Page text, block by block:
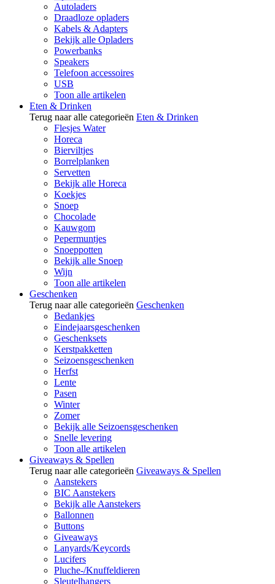
Autoladers
Draadloze opladers
Kabels & Adapters
Bekijk alle Opladers
Powerbanks
Speakers
Telefoon accessoires
USB
Toon alle artikelen
Eten & Drinken
Terug naar alle categorieën Eten & Drinken
Flesjes Water
Horeca
Bierviltjes
Borrelplanken
Servetten
Bekijk alle Horeca
Koekjes
Snoep
Chocolade
Kauwgom
Pepermuntjes
Snoeppotten
Bekijk alle Snoep
Wijn
Toon alle artikelen
Geschenken
Terug naar alle categorieën Geschenken
Bedankjes
Eindejaarsgeschenken
Geschenksets
Kerstpakketten
Seizoensgeschenken
Herfst
Lente
Pasen
Winter
Zomer
Bekijk alle Seizoensgeschenken
Snelle levering
Toon alle artikelen
Giveaways & Spellen
Terug naar alle categorieën Giveaways & Spellen
Aanstekers
BIC Aanstekers
Bekijk alle Aanstekers
Ballonnen
Buttons
Giveaways
Lanyards/Keycords
Lucifers
Pluche-/Knuffeldieren
Sleutelhangers